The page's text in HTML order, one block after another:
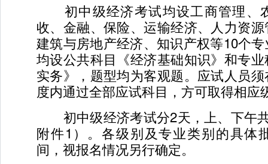
初中级经济考试均设工商管理、
收、金融、保险、运输经济、人力资
建筑与房地产经济、知识产权等10个
均设公共科目《经济基础知识》和专
实务》，题型均为客观题。应试人员
度内通过全部应试科目，方可取得相应
初中级经济考试分2天，上、下午
附件1）。各级别及专业类别的具体
间，视报名情况另行确定。